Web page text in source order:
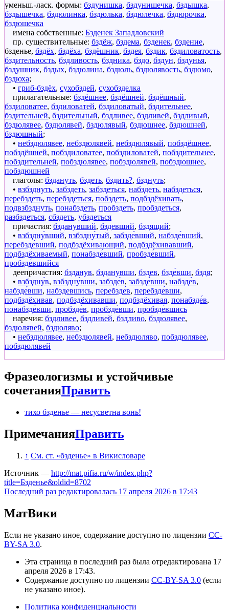
уменьш.-ласк. формы: бздунишка, бздунишечка, бздышка,
бздышечка, бздюлинка, бздюлька, бздюлечка, бздюрочка,
бздюшечка
имена собственные: Бзденек Западловский
пр. существительные: бздёж, бздема, бзденек, бздение,
бзденье, бздёх, бздёха, бздёшник, бздея, бздик, бздиловатость,
бздительность, бздливость, бздника, бздо, бздун, бздунья,
бздушник, бздых, бздюлина, бздюль, бздюлявость, бздюмо,
бздюха;
• гриб-бздёх, сухобздей, сухобзделка
прилагательные: бздёшнее, бздёшней, бздёшный,
бздиловатее, бздиловатей, бздиловатый, бздительнее,
бздительней, бздительный, бздливее, бздливей, бздливый,
бздюлявее, бздюлявей, бздюлявый, бздюшнее, бздюшней,
бздюшный;
• небздюлявее, небздюлявей, небздюлявый, побздёшнее,
побздёшней, побздиловатее, побздиловатей, побздительнее,
побздительней, побздюлявее, побздюлявей, побздюшнее,
побздюшней
глаголы: бздануть, бздеть, бздить?, бзднуть;
• взбзднуть, забздеть, забздеться, набздеть, набздеться,
перебздеть, перебздеться, побздеть, подбздёхивать,
подвзбзднуть, понабздеть, пробздеть, пробздеться,
разбздеться, сбздеть, убздеться
причастия: бзданувший, бздевший, бздящий;
• взбздну́вший, взбздну́тый, забзде́вший, набзде́вший,
перебзде́вший, подбздёхивающий, подбздёхивавший,
подбздёхиваемый, понабзде́вший, пробзде́вший,
пробзде́вшийся
деепричастия: бзданув, бзданувши, бздев, бзде́вши, бздя;
• взбздну́в, взбздну́вши, забзде́в, забзде́вши, набзде́в,
набзде́вши, набздевшись, перебзде́в, перебзде́вши,
подбздёхивав, подбздёхивавши, подбздёхивая, понабзде́в,
понабзде́вши, пробзде́в, пробзде́вши, пробзде́вшись
наречия: бздливее, бздливей, бздливо, бздюлявее,
бздюлявей, бздюляво;
• небздюлявее, небздюлявей, небздюляво, побздюлявее,
побздюлявей
Фразеологизмы и устойчивые
сочетанияПравить
тихо бзденье — несусветна вонь!
ПримечанияПравить
↑ См. ст. «бзденье» в Викисловаре
Источник — http://mat.pifia.ru/w/index.php?
title=Бзденье&oldid=8702
Последний раз редактировалась 17 апреля 2026 в 17:43
МатВики
Если не указано иное, содержание доступно по лицензии CC-
BY-SA 3.0.
Эта страница в последний раз была отредактирована 17
апреля 2026 в 17:43.
Содержание доступно по лицензии CC-BY-SA 3.0 (если
не указано иное).
Политика конфиденциальности